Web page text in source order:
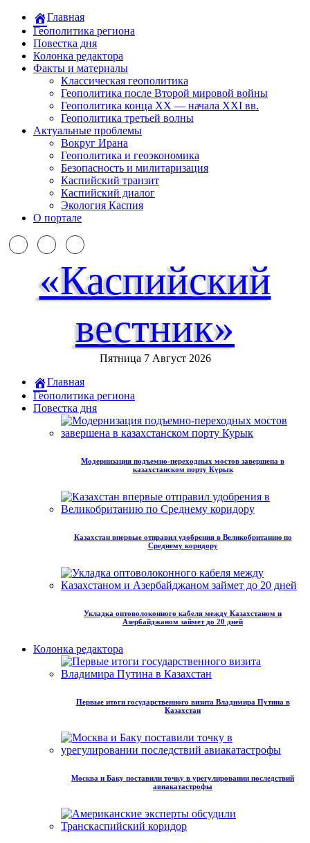
Главная
Геополитика региона
Повестка дня
Колонка редактора
Факты и материалы
Классическая геополитика
Геополитика после Второй мировой войны
Геополитика конца XX — начала XXI вв.
Геополитика третьей волны
Актуальные проблемы
Вокруг Ирана
Геополитика и геоэкономика
Безопасность и милитаризация
Каспийский транзит
Каспийский диалог
Экология Каспия
О портале
«Каспийский
вестник»
Пятница 7 Август 2026
Главная
Геополитика региона
Повестка дня
Модернизация подъемно-переходных мостов завершена в
казахстанском порту Курык
Казахстан впервые отправил удобрения в Великобританию по
Среднему коридору
Укладка оптоволоконного кабеля между Казахстаном и
Азербайджаном займет до 20 дней
Колонка редактора
Первые итоги государственного визита Владимира Путина в
Казахстан
Москва и Баку поставили точку в урегулировании последствий
авиакатастрофы